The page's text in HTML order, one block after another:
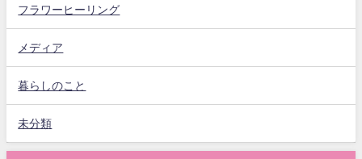
フラワーヒーリング
メディア
暮らしのこと
未分類